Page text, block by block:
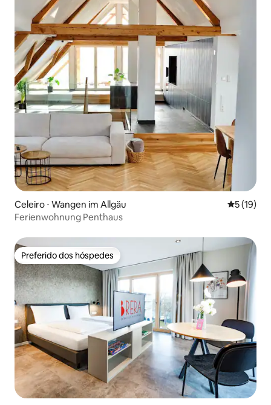
Celeiro ⋅ Wangen im Allgäu 5 de uma
5 (19)
Ferienwohnung Penthaus
Preferido dos hóspedes
Preferido dos hóspedes